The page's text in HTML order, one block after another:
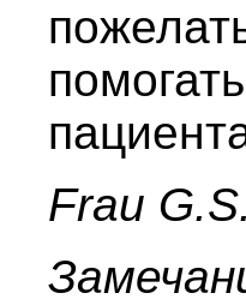
Frau